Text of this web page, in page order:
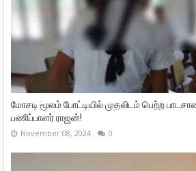
மோசடி மூலம் போட்டியில் முதலிடம் பெற்ற
பணிப்பாளர் ராஜன்!
November 08, 2024 0